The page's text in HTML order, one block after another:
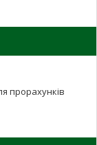
прорахунків